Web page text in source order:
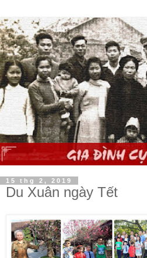
15 thg 2, 2019
Du Xuân ngày Tết